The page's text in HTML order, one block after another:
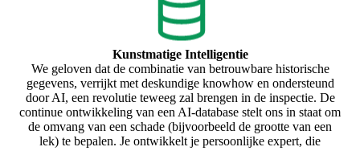
Kunstmatige Intelligentie
We geloven dat de combinatie van betrouwbare historische
gegevens, verrijkt met deskundige knowhow en ondersteund
door AI, een revolutie teweeg zal brengen in de inspectie. De
continue ontwikkeling van een AI-database stelt ons in staat om
de omvang van een schade (bijvoorbeeld de grootte van een
lek) te bepalen. Je ontwikkelt je persoonlijke expert, die